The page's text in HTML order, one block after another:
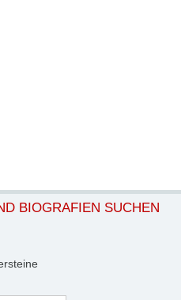
BIOGRAFIEN SUCHEN